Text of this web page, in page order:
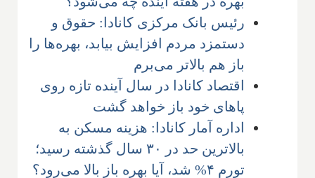
رئیس بانک مرکزی کانادا: حقوق و
دستمزد مردم افزایش بیابد، بهره‌ها را
باز هم بالاتر می‌برم
اقتصاد کانادا در سال آینده تازه روی
پاهای خود باز خواهد گشت
اداره آمار کانادا: هزینه مسکن به
بالاترین حد در ۳۰ سال گذشته رسید؛
تورم ۴% شد، آیا بهره باز بالا می‌رود؟